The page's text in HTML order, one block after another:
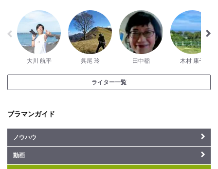
大川 航平 呉尾 玲 田中稲 木村 康子
ライター一覧
ブラマンガイド
ノウハウ
動画